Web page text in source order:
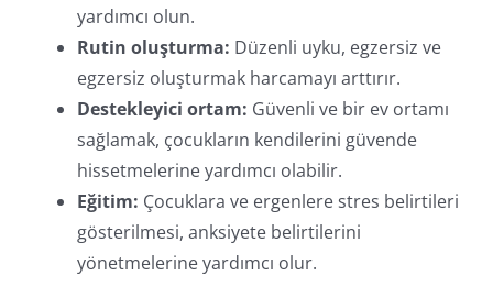
yardımcı olun.
Rutin oluşturma: Düzenli uyku, egzersiz ve
egzersiz oluşturmak harcamayı arttırır.
Destekleyici ortam: Güvenli ve bir ev ortamı
sağlamak, çocukların kendilerini güvende
hissetmelerine yardımcı olabilir.
Eğitim: Çocuklara ve ergenlere stres belirtileri
gösterilmesi, anksiyete belirtilerini
yönetmelerine yardımcı olur.